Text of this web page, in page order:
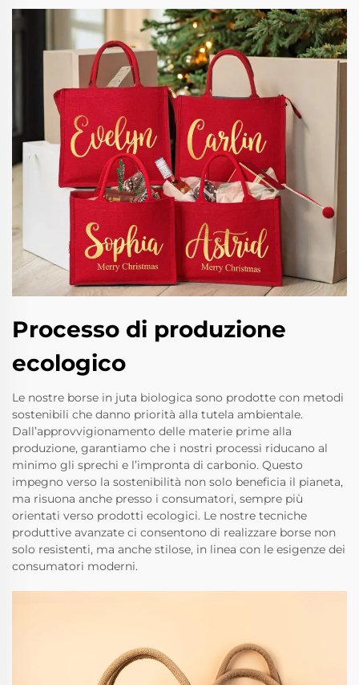
Processo di produzione
ecologico
Le nostre borse in juta biologica sono prodotte con metodi
sostenibili che danno priorità alla tutela ambientale.
Dall’approvvigionamento delle materie prime alla
produzione, garantiamo che i nostri processi riducano al
minimo gli sprechi e l’impronta di carbonio. Questo
impegno verso la sostenibilità non solo beneficia il pianeta,
ma risuona anche presso i consumatori, sempre più
orientati verso prodotti ecologici. Le nostre tecniche
produttive avanzate ci consentono di realizzare borse non
solo resistenti, ma anche stilose, in linea con le esigenze dei
consumatori moderni.